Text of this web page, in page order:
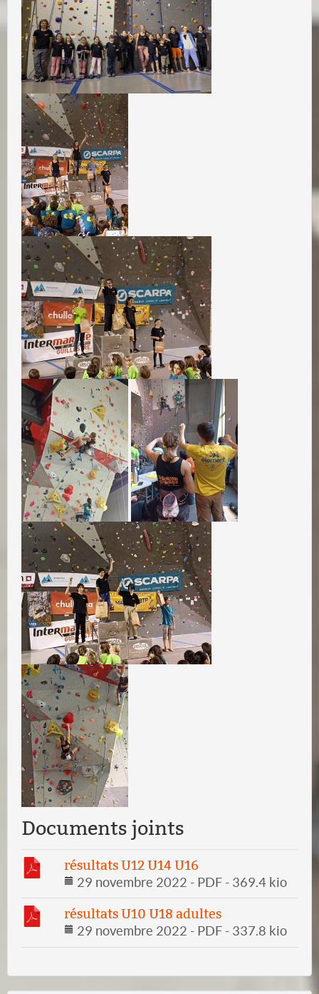
Documents joints
résultats U12 U14 U16
29 novembre 2022 - PDF - 369.4 kio
résultats U10 U18 adultes
29 novembre 2022 - PDF - 337.8 kio